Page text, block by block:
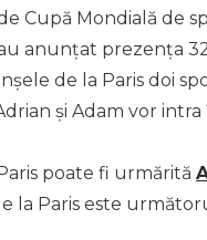
Cupă Mondială de
anunțat prezența
de la Paris doi
și Adam vor
poate fi urmărită
la Paris este